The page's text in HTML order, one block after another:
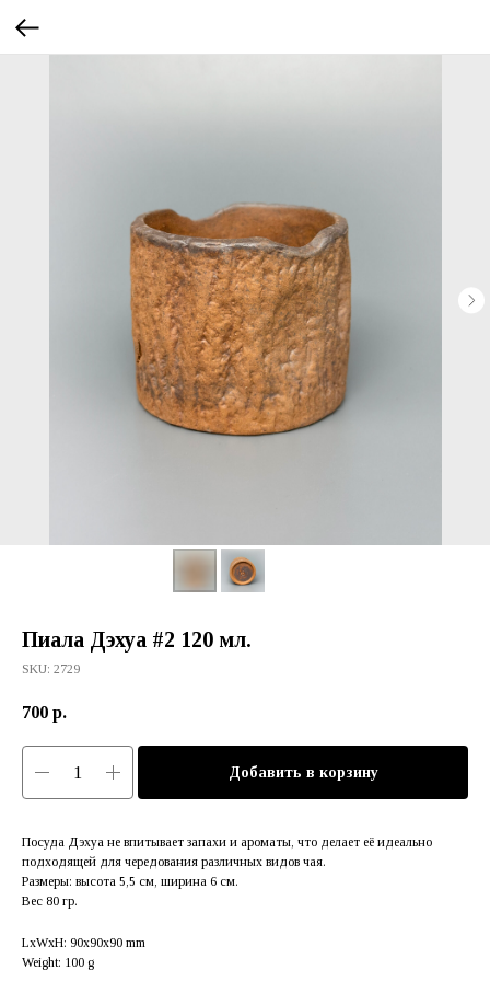
Пиала Дэхуа #2 120 мл.
SKU: 2729
700 р.
Добавить в корзину
Посуда Дэхуа не впитывает запахи и ароматы, что делает её идеально
подходящей для чередования различных видов чая.
Размеры: высота 5,5 см, ширина 6 см.
Вес 80 гр.
LxWxH: 90x90x90 mm
Weight: 100 g